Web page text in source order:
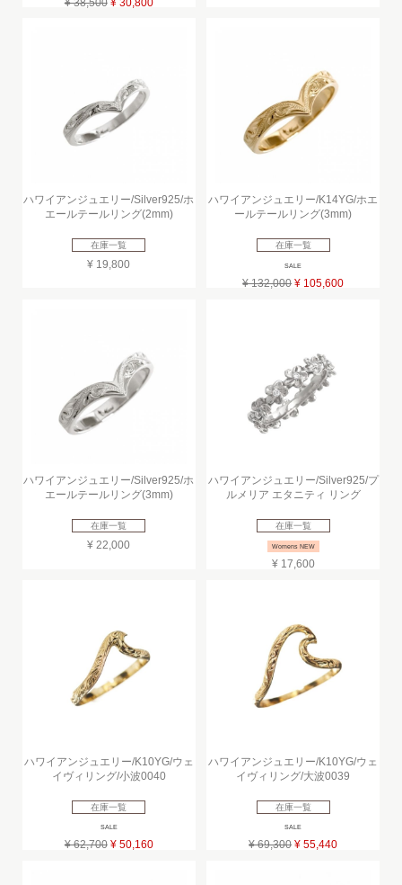
ハワイアンジュエリー/Silver925/ホ
エールテールリング(2mm)
在庫一覧
¥ 19,800
ハワイアンジュエリー/K14YG/ホエ
ールテールリング(3mm)
在庫一覧
SALE
¥ 132,000 ¥ 105,600
ハワイアンジュエリー/Silver925/ホ
エールテールリング(3mm)
在庫一覧
¥ 22,000
ハワイアンジュエリー/Silver925/プ
ルメリア エタニティ リング
在庫一覧
Womens NEW
¥ 17,600
ハワイアンジュエリー/K10YG/ウェ
イヴィリング/小波0040
在庫一覧
SALE
¥ 62,700 ¥ 50,160
ハワイアンジュエリー/K10YG/ウェ
イヴィリング/大波0039
在庫一覧
SALE
¥ 69,300 ¥ 55,440